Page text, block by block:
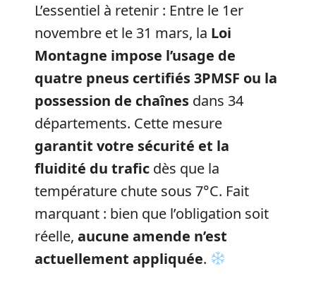
L’essentiel à retenir : Entre le 1er
novembre et le 31 mars, la Loi
Montagne impose l’usage de
quatre pneus certifiés 3PMSF ou la
possession de chaînes dans 34
départements. Cette mesure
garantit votre sécurité et la
fluidité du trafic dès que la
température chute sous 7°C. Fait
marquant : bien que l’obligation soit
réelle, aucune amende n’est
actuellement appliquée.